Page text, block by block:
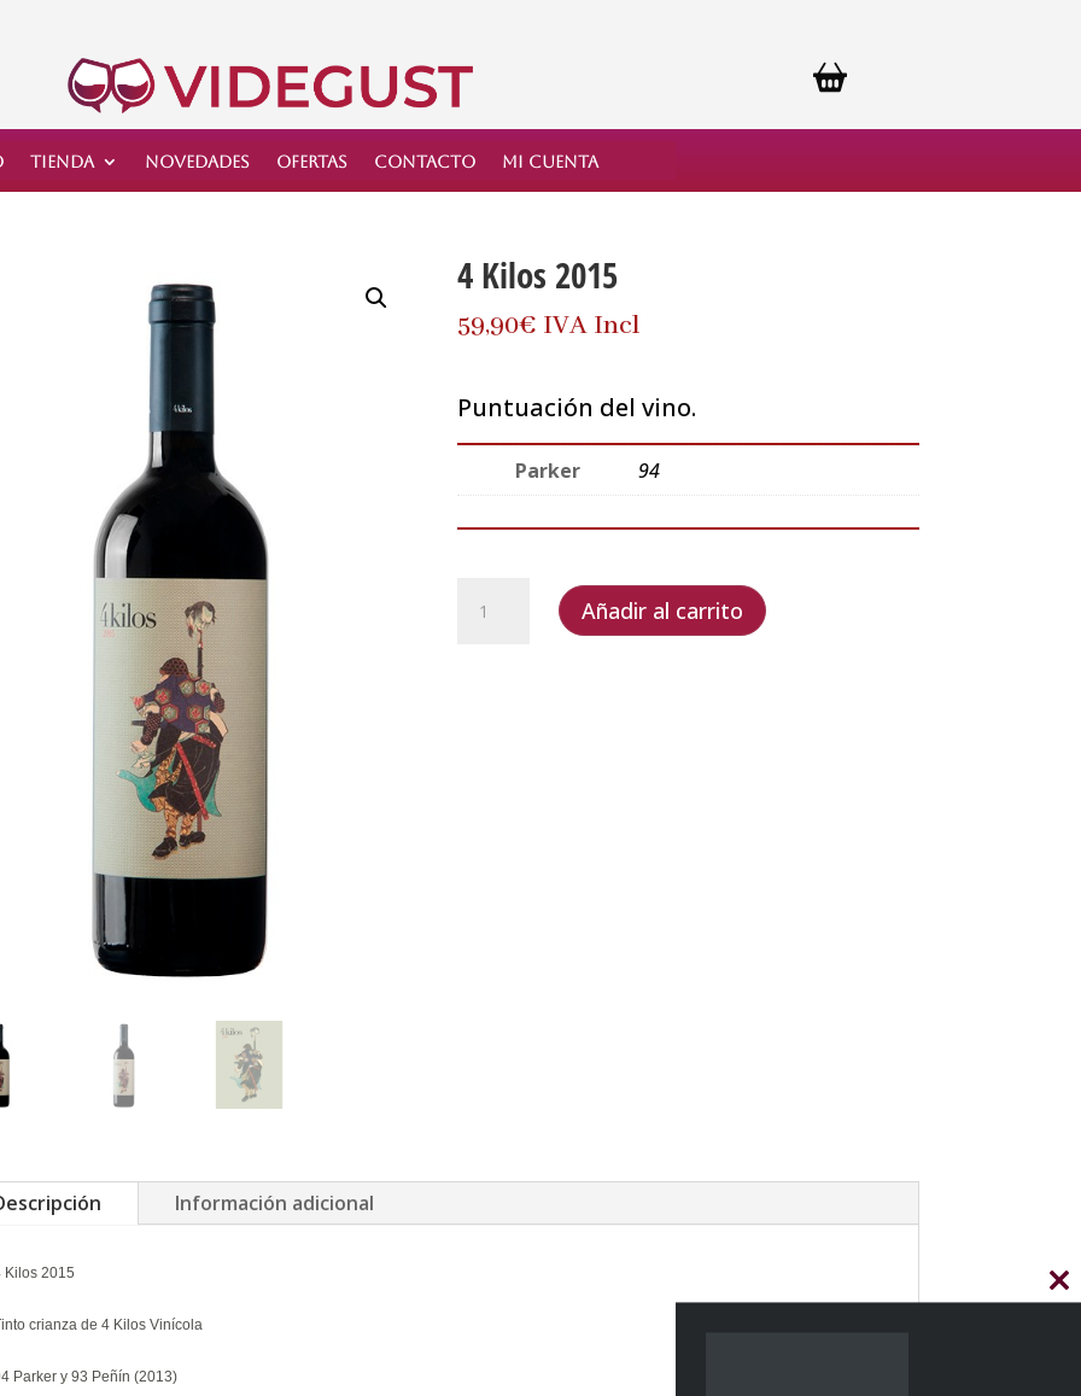
Tienda Novedades Ofertas Contacto Mi cuenta
4 Kilos 2015
59,90€ IVA Incl
Puntuación del vino.
Parker 94
Kilos
Añadir al carrito
Información adicional
Kilos 2015
crianza de 4 Kilos Vinícola
Parker y 93 Peñín (2013)